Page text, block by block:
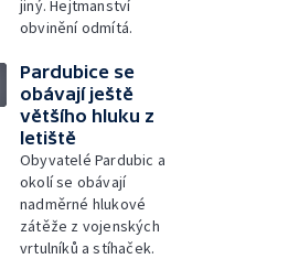
jiný. Hejtmanství
obvinění odmítá.
Pardubice se
obávají ještě
většího hluku z
letiště
Obyvatelé Pardubic a
okolí se obávají
nadměrné hlukové
zátěže z vojenských
vrtulníků a stíhaček.